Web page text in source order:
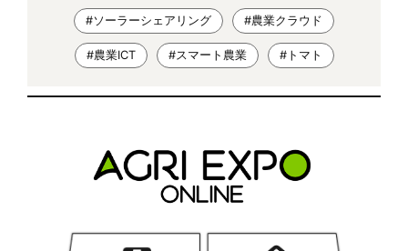
#ソーラーシェアリング #農業クラウド
#農業ICT #スマート農業 #トマト